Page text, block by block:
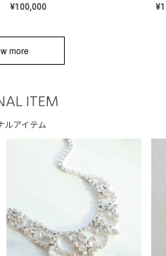
¥100,000 ¥
more
ITEM
ルアイテム